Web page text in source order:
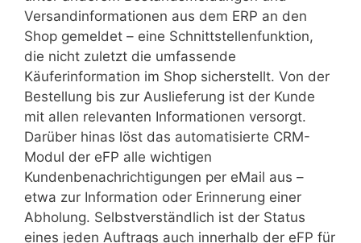
Versandinformationen aus dem ERP an den
Shop gemeldet – eine Schnittstellenfunktion,
die nicht zuletzt die umfassende
Käuferinformation im Shop sicherstellt. Von der
Bestellung bis zur Auslieferung ist der Kunde
mit allen relevanten Informationen versorgt.
Darüber hinas löst das automatisierte CRM-
Modul der eFP alle wichtigen
Kundenbenachrichtigungen per eMail aus –
etwa zur Information oder Erinnerung einer
Abholung. Selbstverständlich ist der Status
eines jeden Auftrags auch innerhalb der eFP für